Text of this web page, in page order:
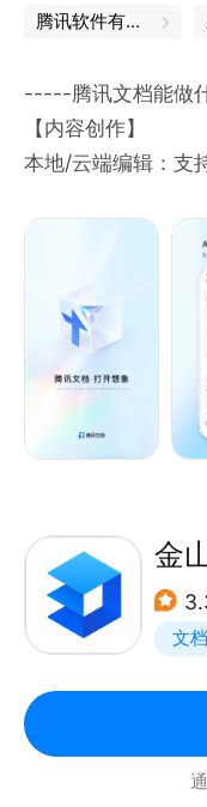
Office Android 的
腾讯软件有哪些
-----腾讯文档能做
【内容创作】
本地/云端编辑：支
富媒体编辑：支持
实时保存：编辑文
海量模板：信息收
【多人协作】
多人编辑：支持多
多端同步：各类型
微博及朋友圈。
【AI助手】
写作助手：一句话
档，支持文章润色
数据助手：支持AI
AI模型：支持混元
金
文